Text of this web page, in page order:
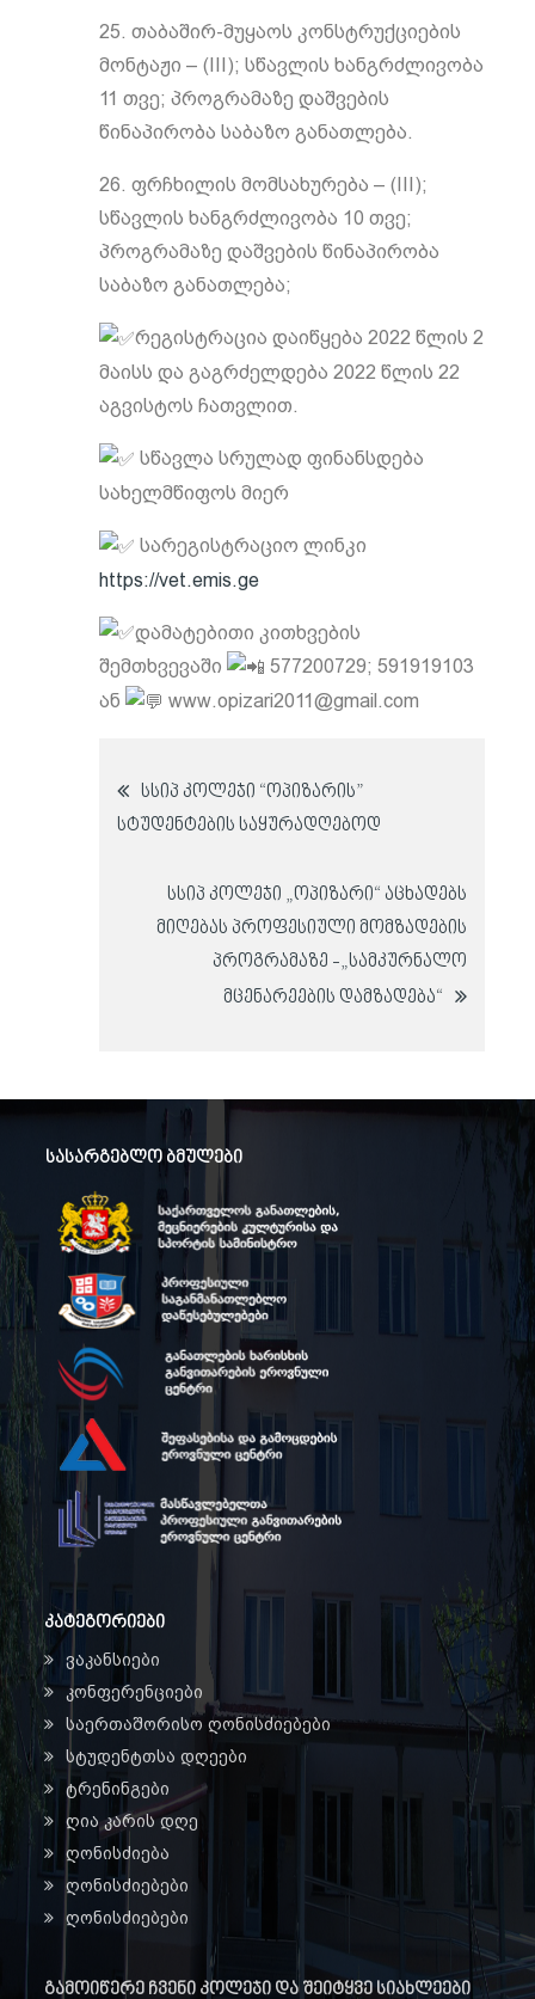
25. თაბაშირ-მუყაოს კონსტრუქციების
მონტაჟი – (III); სწავლის ხანგრძლივობა
11 თვე; პროგრამაზე დაშვების
წინაპირობა საბაზო განათლება.
26. ფრჩხილის მომსახურება – (III);
სწავლის ხანგრძლივობა 10 თვე;
პროგრამაზე დაშვების წინაპირობა
საბაზო განათლება;
რეგისტრაცია დაიწყება 2022 წლის 2
მაისს და გაგრძელდება 2022 წლის 22
აგვისტოს ჩათვლით.
სწავლა სრულად ფინანსდება
სახელმწიფოს მიერ
სარეგისტრაციო ლინკი
https://vet.emis.ge
დამატებითი კითხვების
შემთხვევაში
577200729; 591919103
ან
www.opizari2011@gmail.com
პოსტის
ნავიგაცია
სსიპ კოლეჯი “ოპიზარის”
სტუდენტების საყურადღებოდ
სსიპ კოლეჯი „ოპიზარი“ აცხადებს
მიღებას პროფესიული მომზადების
პროგრამაზე -„სამკურნალო
მცენარეების დამზადება“
სასარგებლო ბმულები
კატეგორიები
ვაკანსიები
კონფერენციები
საერთაშორისო ღონისძიებები
სტუდენტთსა დღეები
ტრენინგები
ღია კარის დღე
ღონისძიება
ღონისძიებები
ღონისძიებები
გამოიწერე ჩვენი კოლეჯი და შეიტყვე სიახლეები